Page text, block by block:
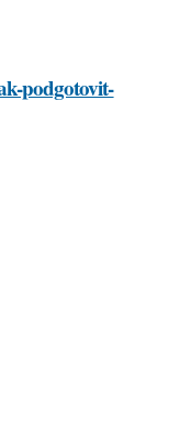
podgotovit-